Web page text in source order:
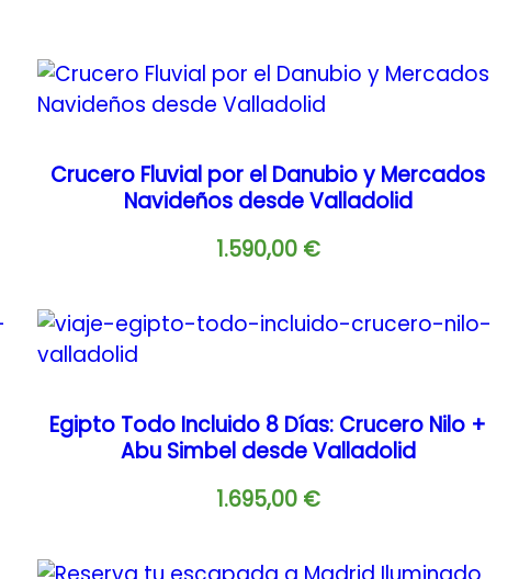
Crucero Fluvial por el Danubio y Mercados
Navideños desde Valladolid
1.590,00 €
Egipto Todo Incluido 8 Días: Crucero Nilo +
Abu Simbel desde Valladolid
1.695,00 €